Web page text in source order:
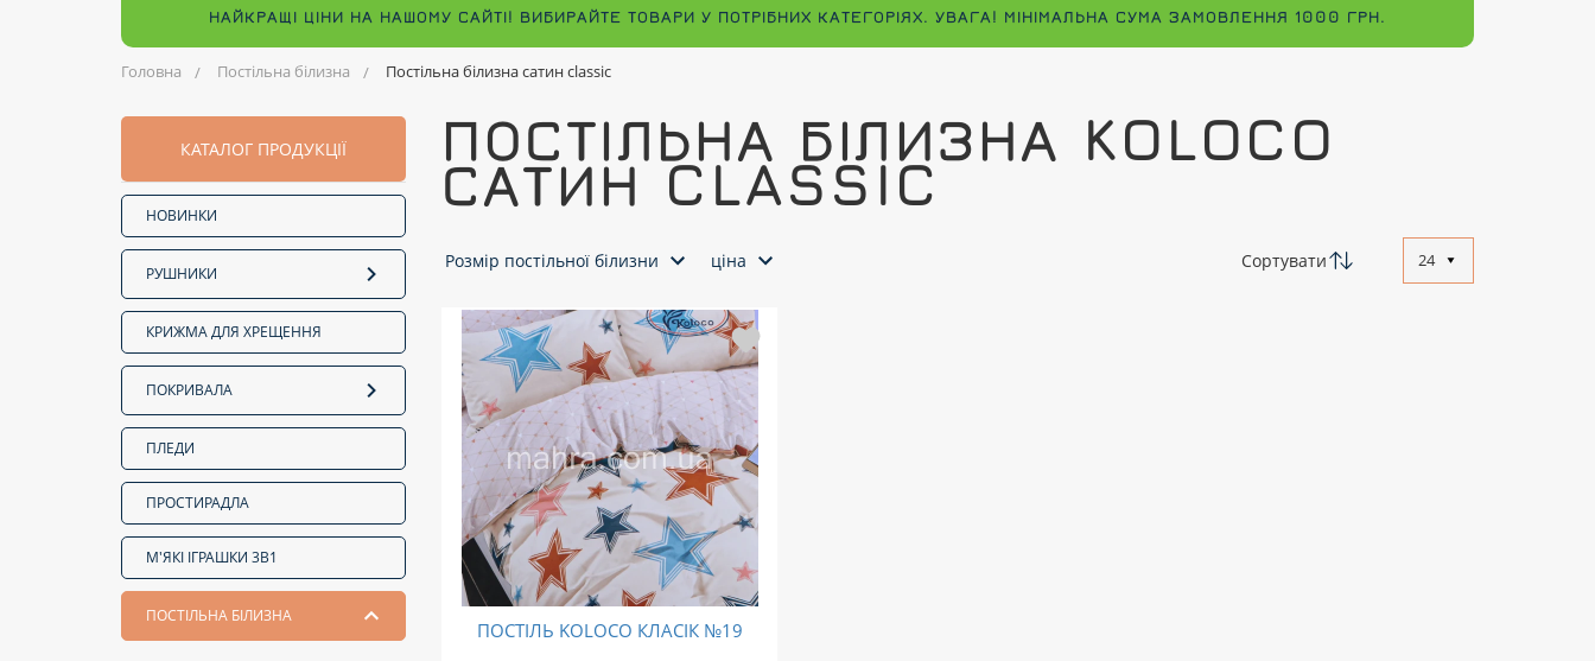
НАЙКРАЩІ ЦІНИ НА НАШОМУ САЙТІ! ВИБИРАЙТЕ ТОВАРИ У ПОТРІБНИХ КАТЕГОРІЯХ. УВАГА! МІНІМАЛЬНА СУМА ЗАМОВЛЕННЯ 1000 ГРН.
Головна Постільна білизна Постільна білизна сатин classic
КАТАЛОГ ПРОДУКЦІЇ
НОВИНКИ
РУШНИКИ
КРИЖМА ДЛЯ ХРЕЩЕННЯ
ПОКРИВАЛА
ПЛЕДИ
ПРОСТИРАДЛА
М'ЯКІ ІГРАШКИ 3В1
ПОСТІЛЬНА БІЛИЗНА
ПОСТІЛЬНА БІЛИЗНА KOLOCO
САТИН CLASSIC
Розмір постільної білизни ціна Сортувати 24
ПОСТІЛЬ KOLOCO КЛАСІК №19